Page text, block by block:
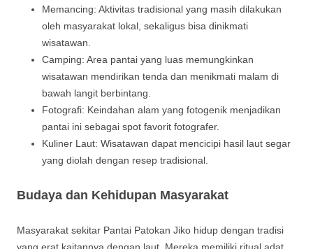
Memancing: Aktivitas tradisional yang masih dilakukan
oleh masyarakat lokal, sekaligus bisa dinikmati
wisatawan.
Camping: Area pantai yang luas memungkinkan
wisatawan mendirikan tenda dan menikmati malam di
bawah langit berbintang.
Fotografi: Keindahan alam yang fotogenik menjadikan
pantai ini sebagai spot favorit fotografer.
Kuliner Laut: Wisatawan dapat mencicipi hasil laut segar
yang diolah dengan resep tradisional.
Budaya dan Kehidupan Masyarakat
Masyarakat sekitar Pantai Patokan Jiko hidup dengan tradisi